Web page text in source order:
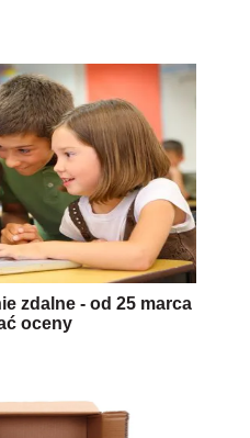
zdalne - od 25 marca
oceny